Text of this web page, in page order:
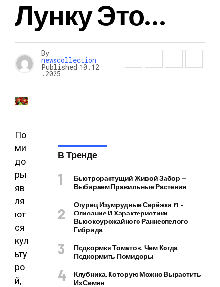
Лунку Это…
By
newscollection
Published 10.12
.2025
По
ми
до
ры
яв
ля
ют
ся
кул
ьту
ро
й,
В Тренде
Быстрорастущий Живой Забор —
Выбираем Правильные Растения
Огурец Изумрудные Серёжки F1 –
Описание И Характеристики
Высокоурожайного Раннеспелого
Гибрида
Подкормки Томатов. Чем Когда
Подкормить Помидоры
Клубника, Которую Можно Вырастить
Из Семян